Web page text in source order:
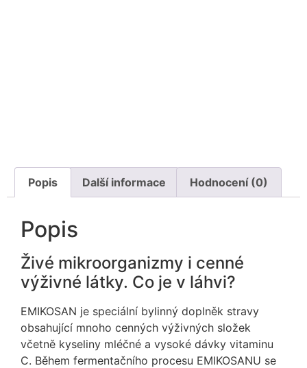
Popis Další informace Hodnocení (0)
Popis
Živé mikroorganizmy i cenné
výživné látky. Co je v láhvi?
EMIKOSAN je speciální bylinný doplněk stravy
obsahující mnoho cenných výživných složek
včetně kyseliny mléčné a vysoké dávky vitaminu
C. Během fermentačního procesu EMIKOSANU se